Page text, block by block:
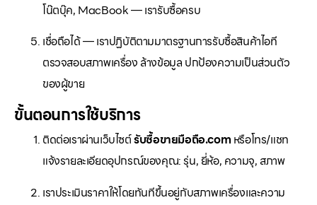
โน๊ตบุ๊ค, MacBook — เรารับซื้อครบ
เชื่อถือได้ — เราปฏิบัติตามมาตรฐานการรับซื้อสินค้าไอที
ตรวจสอบสภาพเครื่อง ล้างข้อมูล ปกป้องความเป็นส่วนตัว
ของผู้ขาย
ขั้นตอนการใช้บริการ
ติดต่อเราผ่านเว็บไซต์รับซื้อขายมือถือ.com หรือโทร/แชท
แจ้งรายละเอียดอุปกรณ์ของคุณ: รุ่น, ยี่ห้อ, ความจุ, สภาพ
เราประเมินราคาให้โดยทันทีขึ้นอยู่กับสภาพเครื่องและความ